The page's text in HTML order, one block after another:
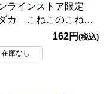
ラインストア限定
カ こねこのこねこ
にくきゅうフィナン
バター 1個
162円 (税込)
在庫なし